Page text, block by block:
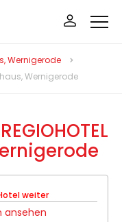
Wernigerode
Wernigerode
weiter
ansehen